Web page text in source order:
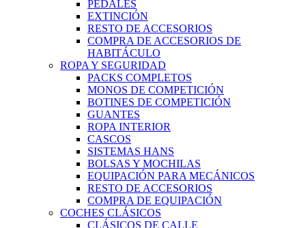
PEDALES
EXTINCIÓN
RESTO DE ACCESORIOS
COMPRA DE ACCESORIOS DE
HABITÁCULO
ROPA Y SEGURIDAD
PACKS COMPLETOS
MONOS DE COMPETICIÓN
BOTINES DE COMPETICIÓN
GUANTES
ROPA INTERIOR
CASCOS
SISTEMAS HANS
BOLSAS Y MOCHILAS
EQUIPACIÓN PARA MECÁNICOS
RESTO DE ACCESORIOS
COMPRA DE EQUIPACIÓN
COCHES CLÁSICOS
CLÁSICOS DE CALLE